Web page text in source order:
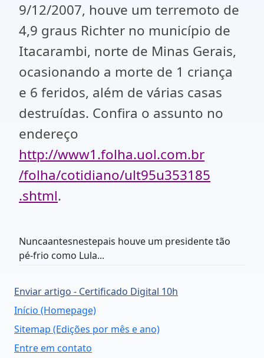
9/12/2007, houve um terremoto de
4,9 graus Richter no município de
Itacarambi, norte de Minas Gerais,
ocasionando a morte de 1 criança
e 6 feridos, além de várias casas
destruídas. Confira o assunto no
endereço
http://www1.folha.uol.com.br
/folha/cotidiano/ult95u353185
.shtml.
Nuncaantesnestepais houve um presidente tão
pé-frio como Lula...
Enviar artigo - Certificado Digital 10h
Início (Homepage)
Sitemap (Edições por mês e ano)
Entre em contato